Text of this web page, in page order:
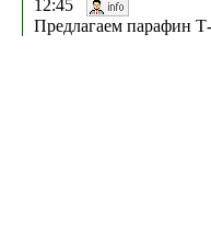
12:45
Предлагаем парафин